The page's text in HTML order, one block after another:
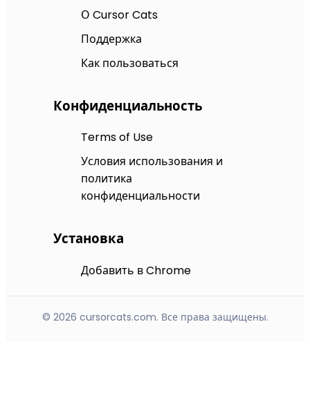
О Cursor Cats
Поддержка
Как пользоваться
Конфиденциальность
Terms of Use
Условия использования и
политика
конфиденциальности
Установка
Добавить в Chrome
© 2026 cursorcats.com. Все права защищены.